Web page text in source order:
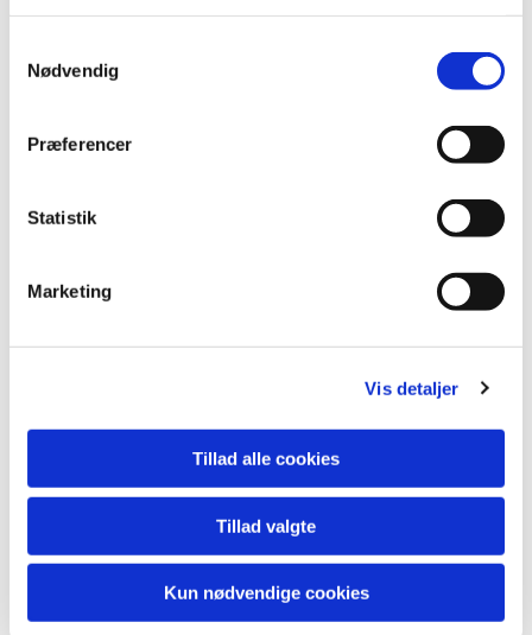
Nødvendig
Præferencer
Statistik
Marketing
Vis detaljer
Tillad alle cookies
Tillad valgte
Kun nødvendige cookies
Du vil måske også kunne lide...